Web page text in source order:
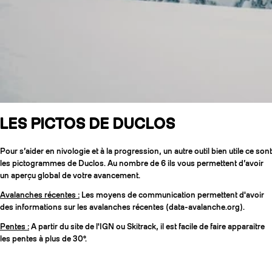
LES PICTOS DE DUCLOS
Pour s’aider en nivologie et à la progression, un autre outil bien utile ce sont
les pictogrammes de Duclos. Au nombre de 6 ils vous permettent d’avoir
un aperçu global de votre avancement.
Avalanches récentes : Les moyens de communication permettent d'avoir
des informations sur les avalanches récentes (data-avalanche.org).
Pentes : A partir du site de l'IGN ou Skitrack, il est facile de faire apparaitre
les pentes à plus de 30°.